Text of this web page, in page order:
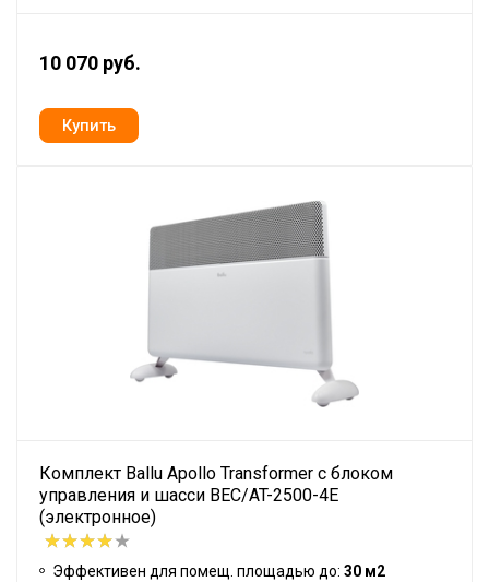
10 070 руб.
Комплект Ballu Apollo Transformer с блоком
управления и шасси BEC/AT-2500-4E
(электронное)
Эффективен для помещ. площадью до: 30 м2